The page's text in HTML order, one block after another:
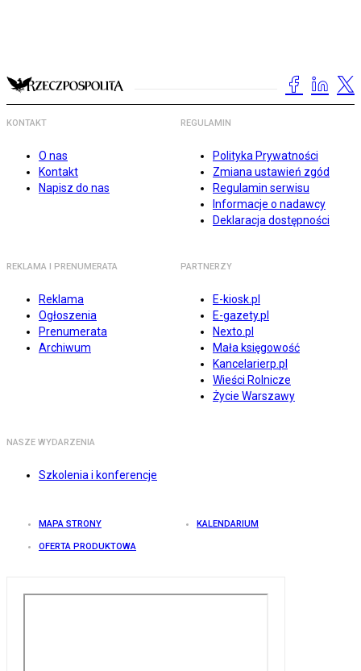
KONTAKT
O nas
Kontakt
Napisz do nas
REGULAMIN
Polityka Prywatności
Zmiana ustawień zgód
Regulamin serwisu
Informacje o nadawcy
Deklaracja dostępności
REKLAMA I PRENUMERATA
Reklama
Ogłoszenia
Prenumerata
Archiwum
PARTNERZY
E-kiosk.pl
E-gazety.pl
Nexto.pl
Mała księgowość
Kancelarierp.pl
Wieści Rolnicze
Życie Warszawy
NASZE WYDARZENIA
Szkolenia i konferencje
MAPA STRONY KALENDARIUM
OFERTA PRODUKTOWA